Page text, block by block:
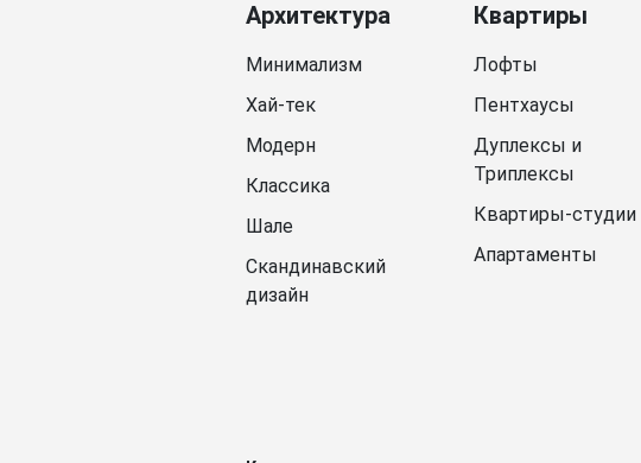
Архитектура
Минимализм
Хай-тек
Модерн
Классика
Шале
Скандинавский
дизайн
Квартиры
Лофты
Пентхаусы
Дуплексы и
Триплексы
Квартиры-студии
Апартаменты